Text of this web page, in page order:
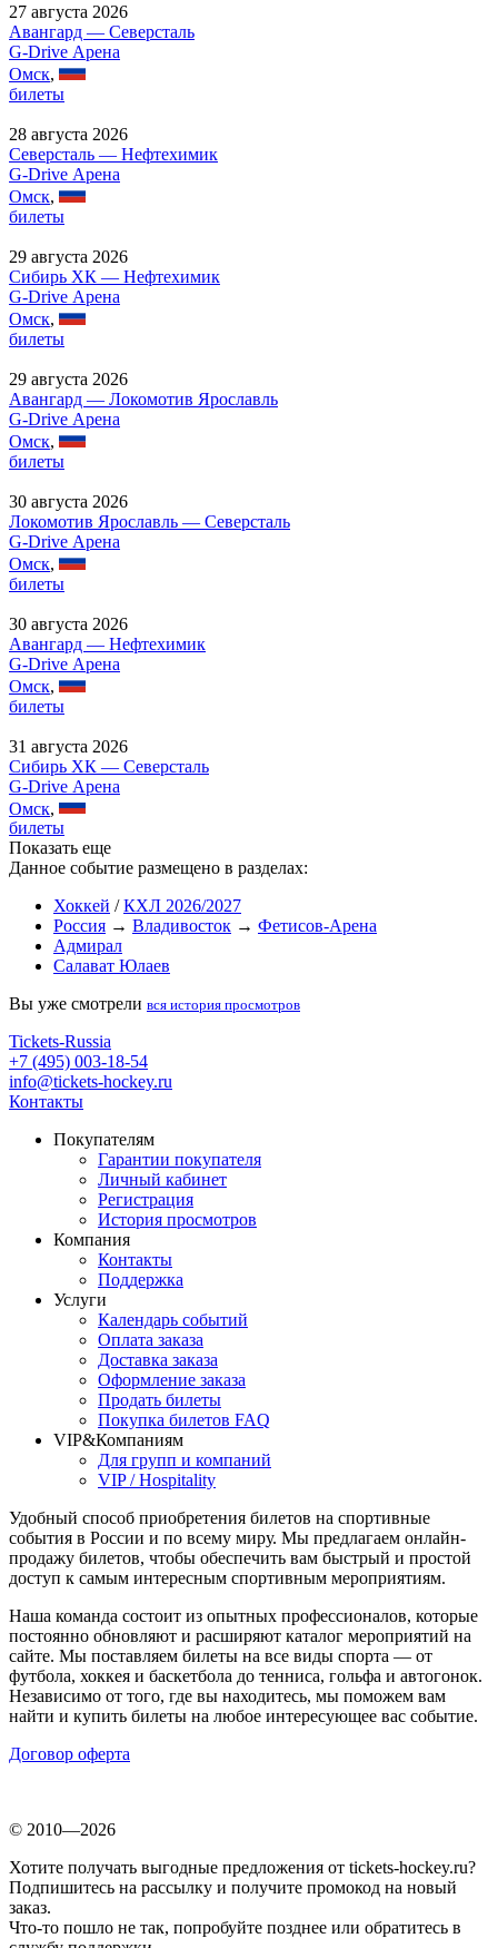
27 августа 2026
Авангард — Северсталь
G-Drive Арена
Омск,
билеты
28 августа 2026
Северсталь — Нефтехимик
G-Drive Арена
Омск,
билеты
29 августа 2026
Сибирь ХК — Нефтехимик
G-Drive Арена
Омск,
билеты
29 августа 2026
Авангард — Локомотив Ярославль
G-Drive Арена
Омск,
билеты
30 августа 2026
Локомотив Ярославль — Северсталь
G-Drive Арена
Омск,
билеты
30 августа 2026
Авангард — Нефтехимик
G-Drive Арена
Омск,
билеты
31 августа 2026
Сибирь ХК — Северсталь
G-Drive Арена
Омск,
билеты
Показать еще
Данное событие размещено в разделах:
Хоккей /КХЛ 2026/2027
Россия → Владивосток → Фетисов-Арена
Адмирал
Салават Юлаев
Вы уже смотрели вся история просмотров
Tickets-Russia
+7 (495) 003-18-54
info@tickets-hockey.ru
Контакты
Покупателям
Гарантии покупателя
Личный кабинет
Регистрация
История просмотров
Компания
Контакты
Поддержка
Услуги
Календарь событий
Оплата заказа
Доставка заказа
Оформление заказа
Продать билеты
Покупка билетов FAQ
VIP&Компаниям
Для групп и компаний
VIP / Hospitality
Удобный способ приобретения билетов на спортивные
события в России и по всему миру. Мы предлагаем онлайн-
продажу билетов, чтобы обеспечить вам быстрый и простой
доступ к самым интересным спортивным мероприятиям.
Наша команда состоит из опытных профессионалов, которые
постоянно обновляют и расширяют каталог мероприятий на
сайте. Мы поставляем билеты на все виды спорта — от
футбола, хоккея и баскетбола до тенниса, гольфа и автогонок.
Независимо от того, где вы находитесь, мы поможем вам
найти и купить билеты на любое интересующее вас событие.
Договор оферта
© 2010—2026
Хотите получать выгодные предложения от tickets-hockey.ru?
Подпишитесь на рассылку и получите промокод на новый
заказ.
Что-то пошло не так, попробуйте позднее или обратитесь в